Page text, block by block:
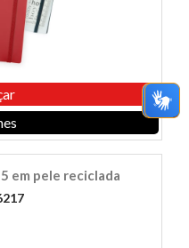
em pele reciclada